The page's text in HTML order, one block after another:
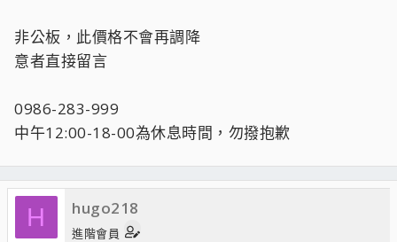
非公板，此價格不會再調降
意者直接留言
0986-283-999
中午12:00-18-00為休息時間，勿撥抱歉
H hugo218
進階會員